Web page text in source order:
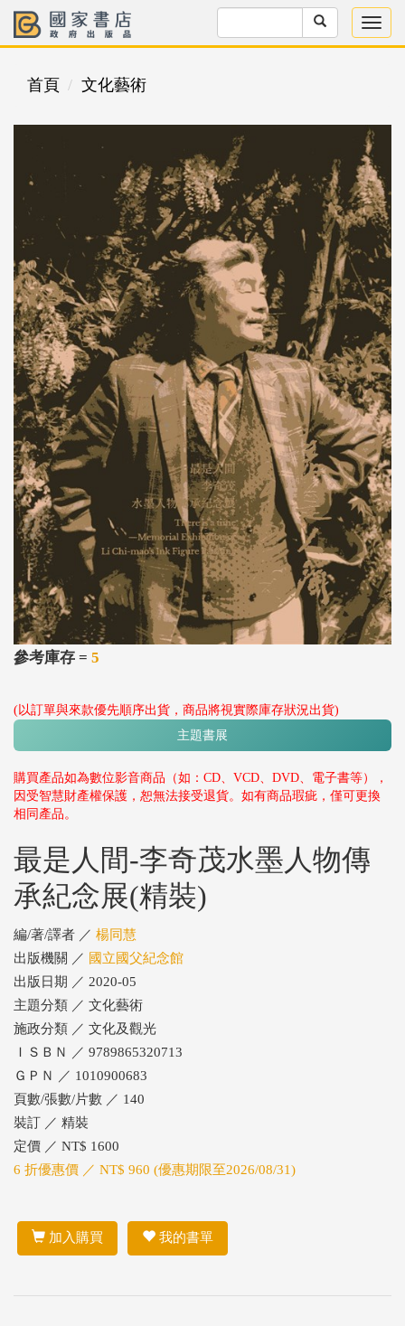
首頁 文化藝術
參考庫存 = 5
(以訂單與來款優先順序出貨，商品將視實際庫存狀況出貨)
主題書展
購買產品如為數位影音商品（如：CD、VCD、DVD、電子書等），
因受智慧財產權保護，恕無法接受退貨。如有商品瑕疵，僅可更換
相同產品。
最是人間-李奇茂水墨人物傳
承紀念展(精裝)
編/著/譯者 ／ 楊同慧
出版機關 ／ 國立國父紀念館
出版日期 ／ 2020-05
主題分類 ／ 文化藝術
施政分類 ／ 文化及觀光
ＩＳＢＮ ／ 9789865320713
ＧＰＮ ／ 1010900683
頁數/張數/片數 ／ 140
裝訂 ／ 精裝
定價 ／ NT$ 1600
6 折優惠價 ／ NT$ 960 (優惠期限至2026/08/31)
加入購買 我的書單